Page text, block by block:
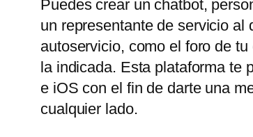
Puedes crear un chatbot,
un representante de servicio
autoservicio, como el foro de
la indicada. Esta plataforma te
e iOS con el fin de darte una
cualquier lado.